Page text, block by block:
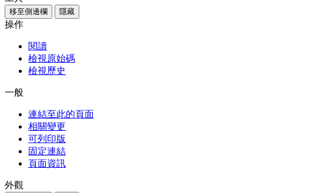
移至側邊欄 隱藏
操作
閱讀
檢視原始碼
檢視歷史
一般
連結至此的頁面
相關變更
可列印版
固定連結
頁面資訊
外觀